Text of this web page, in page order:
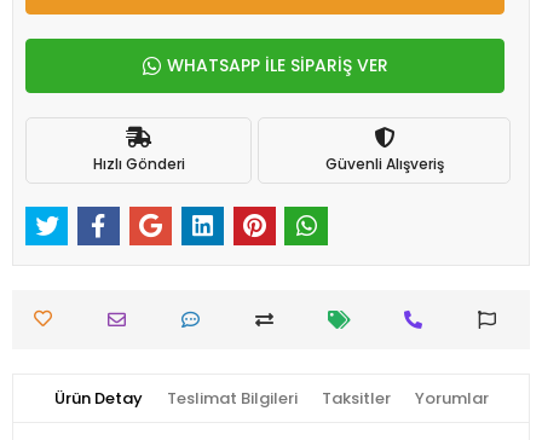
WHATSAPP İLE SİPARİŞ VER
Hızlı Gönderi Güvenli Alışveriş
Ürün Detay Teslimat Bilgileri Taksitler Yorumlar